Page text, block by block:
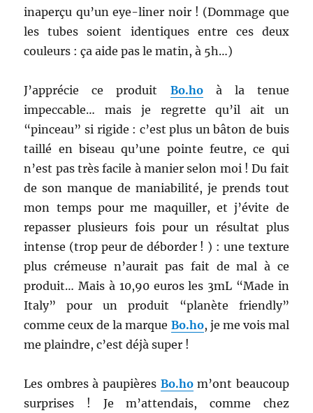
inaperçu qu’un eye-liner noir ! (Dommage que
les tubes soient identiques entre ces deux
couleurs : ça aide pas le matin, à 5h…)
J’apprécie ce produit Bo.hoà la tenue
impeccable… mais je regrette qu’il ait un
“pinceau” si rigide : c’est plus un bâton de buis
taillé en biseau qu’une pointe feutre, ce qui
n’est pas très facile à manier selon moi ! Du fait
de son manque de maniabilité, je prends tout
mon temps pour me maquiller, et j’évite de
repasser plusieurs fois pour un résultat plus
intense (trop peur de déborder ! ) : une texture
plus crémeuse n’aurait pas fait de mal à ce
produit… Mais à 10,90 euros les 3mL “Made in
Italy” pour un produit “planète friendly”
comme ceux de la marque Bo.ho, je me vois mal
me plaindre, c’est déjà super !
Les ombres à paupières Bo.hom’ont beaucoup
surprises ! Je m’attendais, comme chez